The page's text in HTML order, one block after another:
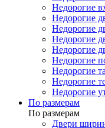
Недорогие
Недорогие
Недорогие
Недорогие
Недорогие
Недорогие
Недорогие
Недорогие
Недорогие
По размерам
По размерам
Двери